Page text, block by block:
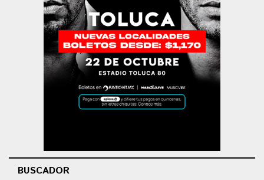
BUSCADOR